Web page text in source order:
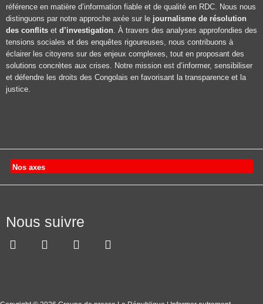
référence en matière d’information fiable et de qualité en RDC. Nous nous
distinguons par notre approche axée sur le journalisme de résolution
des conflits et d’investigation. À travers des analyses approfondies des
tensions sociales et des enquêtes rigoureuses, nous contribuons à
éclairer les citoyens sur des enjeux complexes, tout en proposant des
solutions concrètes aux crises. Notre mission est d’informer, sensibiliser
et défendre les droits des Congolais en favorisant la transparence et la
justice.
Nos axes
Nous suivre